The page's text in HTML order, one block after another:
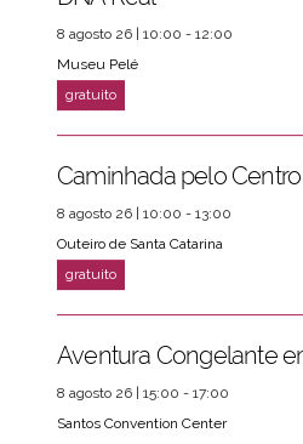
PRÓXIMOS EVENTOS
8 agosto 26 | 10:00 - 12:00
Museu Pelé
8 agosto 26 | 10:00 - 13:00
Outeiro de Santa Catarina
8 agosto 26 | 15:00 - 17:00
Santos Convention Center